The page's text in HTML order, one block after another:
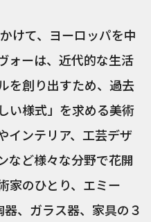
けて、ヨーロッパを中
ォーは、近代的な生活
を創り出すため、過去
い様式」を求める美術
インテリア、工芸デザ
など様々な分野で花開
家のひとり、エミー
、ガラス器、家具の３